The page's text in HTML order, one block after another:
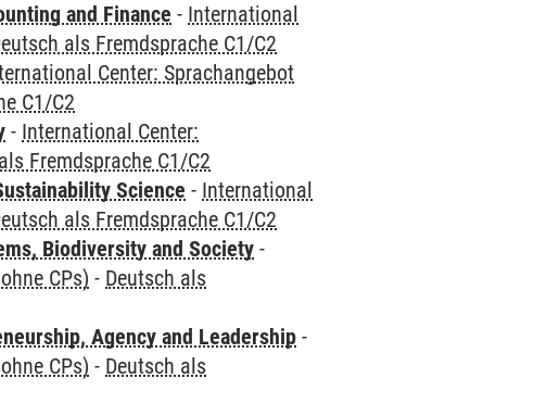
and Finance - International
als Fremdsprache C1/C2
Center: Sprachangebot
C1/C2
- International Center:
Fremdsprache C1/C2
Science - International
als Fremdsprache C1/C2
Biodiversity and Society -
CPs) - Deutsch als
Agency and Leadership -
CPs) - Deutsch als